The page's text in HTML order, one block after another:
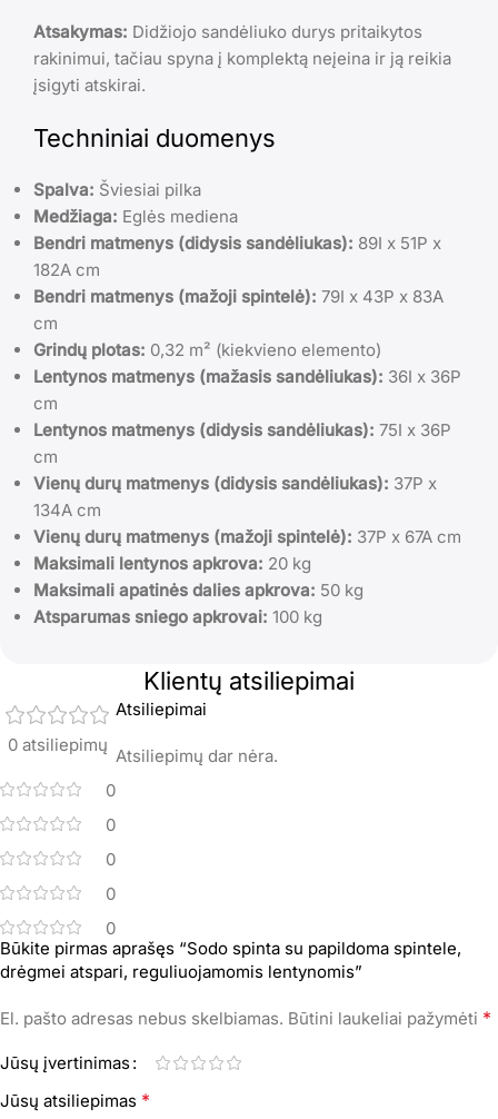
Atsakymas: Didžiojo sandėliuko durys pritaikytos
rakinimui, tačiau spyna į komplektą neįeina ir ją reikia
įsigyti atskirai.
Techniniai duomenys
Spalva: Šviesiai pilka
Medžiaga: Eglės mediena
Bendri matmenys (didysis sandėliukas): 89I x 51P x
182A cm
Bendri matmenys (mažoji spintelė): 79I x 43P x 83A
cm
Grindų plotas: 0,32 m² (kiekvieno elemento)
Lentynos matmenys (mažasis sandėliukas): 36I x 36P
cm
Lentynos matmenys (didysis sandėliukas): 75I x 36P
cm
Vienų durų matmenys (didysis sandėliukas): 37P x
134A cm
Vienų durų matmenys (mažoji spintelė): 37P x 67A cm
Maksimali lentynos apkrova: 20 kg
Maksimali apatinės dalies apkrova: 50 kg
Atsparumas sniego apkrovai: 100 kg
Klientų atsiliepimai
0 atsiliepimų
0
0
0
0
0
Atsiliepimai
Atsiliepimų dar nėra.
Būkite pirmas aprašęs “Sodo spinta su papildoma spintele,
drėgmei atspari, reguliuojamomis lentynomis”
El. pašto adresas nebus skelbiamas. Būtini laukeliai pažymėti *
Jūsų įvertinimas
Jūsų atsiliepimas *